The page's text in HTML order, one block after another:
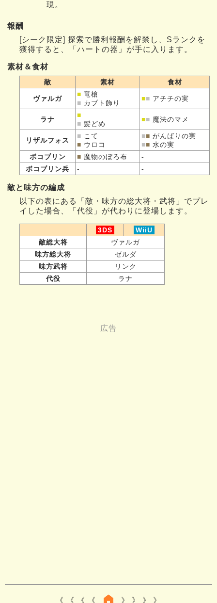
現。
報酬
[シーク限定] 探索で勝利報酬を解禁し、Sランクを
獲得すると、「ハートの器」が手に入ります。
素材＆食材
敵 素材 食材
ヴァルガ
■ 竜槍
■ カブト飾り
■■ アチチの実
ラナ
■
■ 髪どめ
■■ 魔法のマメ
リザルフォス
■ こて
■ ウロコ
■■ がんばりの実
■■ 水の実
ボコブリン
■ 魔物のぼろ布
-
ボコブリン兵
- -
敵と味方の編成
以下の表にある「敵・味方の総大将・武将」でプレ
イした場合、「代役」が代わりに登場します。
3DS
WiiU
敵総大将
ヴァルガ
味方総大将
ゼルダ
味方武将
リンク
代役
ラナ
《 《 《 》 》 》